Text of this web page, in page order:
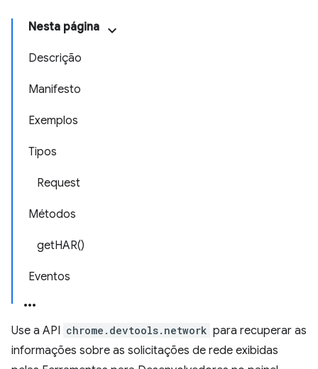
Nesta página
Descrição
Manifesto
Exemplos
Tipos
Request
Métodos
getHAR()
Eventos
Use a API chrome.devtools.network para recuperar as
informações sobre as solicitações de rede exibidas